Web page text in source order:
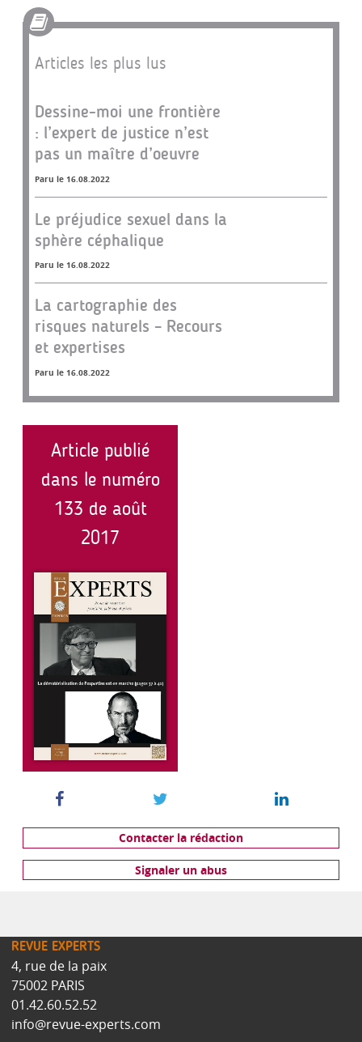
Articles les plus lus
Dessine-moi une frontière
: l’expert de justice n’est
pas un maître d’oeuvre
Paru le 16.08.2022
Le préjudice sexuel dans la
sphère céphalique
Paru le 16.08.2022
La cartographie des
risques naturels – Recours
et expertises
Paru le 16.08.2022
Article publié
dans le numéro
133 de août
2017
Contacter la rédaction
Signaler un abus
REVUE EXPERTS
4, rue de la paix
75002 PARIS
01.42.60.52.52
info@revue-experts.com